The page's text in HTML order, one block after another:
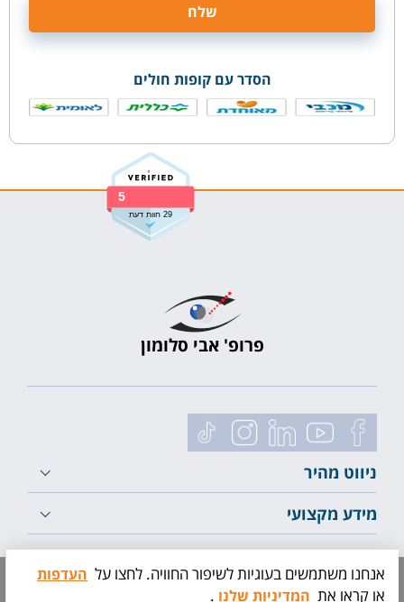
הסדר עם קופות חולים
5
29 חוות דעת
פרופ' אבי סלומון
ניווט מהיר
מידע מקצועי
לייעוץ ראשוני
אנחנו משתמשים בעוגיות לשיפור החוויה. לחצו על העדפות
או קראו את המדיניות שלנו .